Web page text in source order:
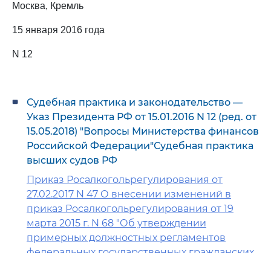
Москва, Кремль
15 января 2016 года
N 12
Судебная практика и законодательство —
Указ Президента РФ от 15.01.2016 N 12 (ред. от
15.05.2018) "Вопросы Министерства финансов
Российской Федерации"Судебная практика
высших судов РФ
Приказ Росалкогольрегулирования от
27.02.2017 N 47 О внесении изменений в
приказ Росалкогольрегулирования от 19
марта 2015 г. N 68 "Об утверждении
примерных должностных регламентов